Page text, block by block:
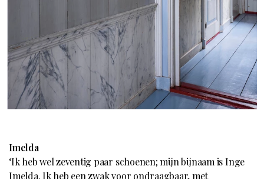
Imelda
‘Ik heb wel zeventig paar schoenen; mijn bijnaam is Inge
Imelda. Ik heb een zwak voor ondraagbaar, met